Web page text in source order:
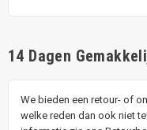
14 Dagen
We bieden een retour- of
welke reden dan ook niet